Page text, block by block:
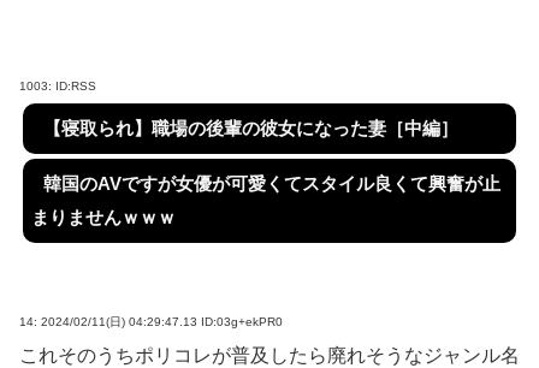
1003: ID:RSS
【寝取られ】職場の後輩の彼女になった妻［中編］
韓国のAVですが女優が可愛くてスタイル良くて興奮が止
まりませんｗｗｗ
14: 2024/02/11(日) 04:29:47.13 ID:03g+ekPR0
これそのうちポリコレが普及したら廃れそうなジャンル名